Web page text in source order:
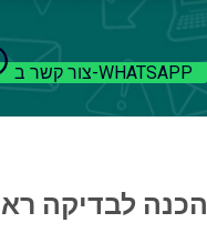
צור קשר ב-WHATSAPP
הכנה לבדיקה